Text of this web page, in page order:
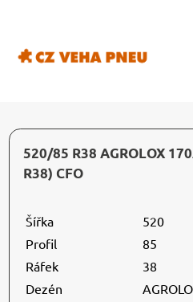
520/85 R38 AGROLOX
R38) CFO
Šířka
520
Profil
85
Ráfek
38
Dezén